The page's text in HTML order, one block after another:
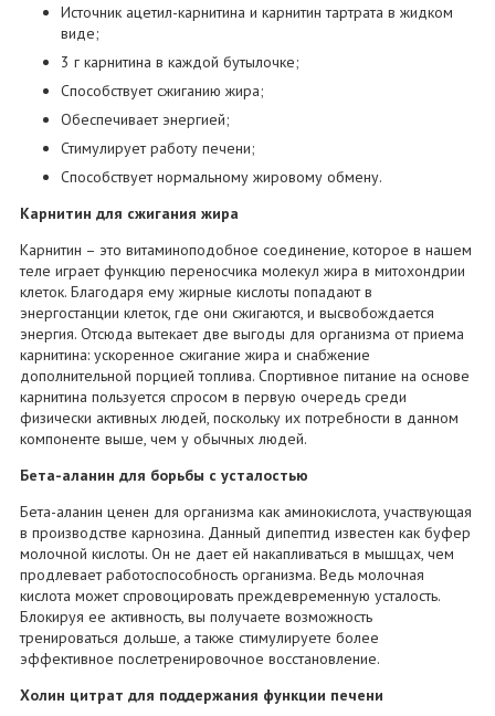
Источник ацетил-карнитина и карнитин тартрата в жидком
виде;
3 г карнитина в каждой бутылочке;
Способствует сжиганию жира;
Обеспечивает энергией;
Стимулирует работу печени;
Способствует нормальному жировому обмену.
Карнитин для сжигания жира
Карнитин – это витаминоподобное соединение, которое в нашем
теле играет функцию переносчика молекул жира в митохондрии
клеток. Благодаря ему жирные кислоты попадают в
энергостанции клеток, где они сжигаются, и высвобождается
энергия. Отсюда вытекает две выгоды для организма от приема
карнитина: ускоренное сжигание жира и снабжение
дополнительной порцией топлива. Спортивное питание на основе
карнитина пользуется спросом в первую очередь среди
физически активных людей, поскольку их потребности в данном
компоненте выше, чем у обычных людей.
Бета-аланин для борьбы с усталостью
Бета-аланин ценен для организма как аминокислота, участвующая
в производстве карнозина. Данный дипептид известен как буфер
молочной кислоты. Он не дает ей накапливаться в мышцах, чем
продлевает работоспособность организма. Ведь молочная
кислота может спровоцировать преждевременную усталость.
Блокируя ее активность, вы получаете возможность
тренироваться дольше, а также стимулируете более
эффективное послетренировочное восстановление.
Холин цитрат для поддержания функции печени